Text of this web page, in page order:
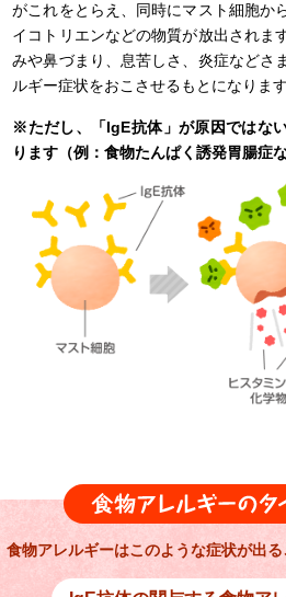
がこれをとらえ、同時にマスト細胞か
イコトリエンなどの物質が放出されま
みや鼻づまり、息苦しさ、炎症などさ
ルギー症状をおこさせるもとになります
※ただし、「IgE抗体」が原因ではな
ります（例：食物たんぱく誘発胃腸症な
食物アレルギーはこのような症状が出る